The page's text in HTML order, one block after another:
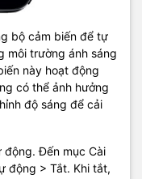
bộ cảm biến để tự
môi trường ánh sáng
này hoạt động
có thể ảnh hưởng
độ sáng để cải
Đến mục Cài
động > Tắt. Khi tắt,